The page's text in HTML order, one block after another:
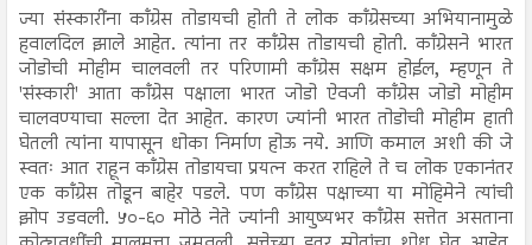
ज्या संस्कारींना काँग्रेस तोडायची होती ते लोक काँग्रेसच्या अभियानामुळे
हवालदिल झाले आहेत. त्यांना तर काँग्रेस तोडायची होती. काँग्रेसने भारत
जोडोची मोहीम चालवली तर परिणामी काँग्रेस सक्षम होईल, म्हणून ते
'संस्कारी' आता काँग्रेस पक्षाला भारत जोडो ऐवजी काँग्रेस जोडो मोहीम
चालवण्याचा सल्ला देत आहेत. कारण ज्यांनी भारत तोडोची मोहीम हाती
घेतली त्यांना यापासून धोका निर्माण होऊ नये. आणि कमाल अशी की जे
स्वतः आत राहून काँग्रेस तोडायचा प्रयत्न करत राहिले ते च लोक एकानंतर
एक काँग्रेस तोडून बाहेर पडले. पण काँग्रेस पक्षाच्या या मोहिमेने त्यांची
झोप उडवली. ५०-६० मोठे नेते ज्यांनी आयुष्यभर काँग्रेस सत्तेत असताना